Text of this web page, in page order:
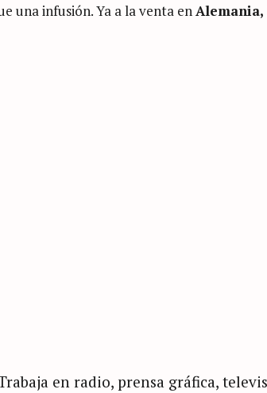
una infusión. Ya a la venta en
en radio, prensa gráfica,